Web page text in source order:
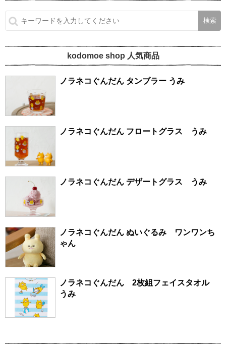
kodomoe shop 人気商品
ノラネコぐんだん タンブラー うみ
ノラネコぐんだん フロートグラス うみ
ノラネコぐんだん デザートグラス うみ
ノラネコぐんだん ぬいぐるみ ワンワンち
ゃん
ノラネコぐんだん 2枚組フェイスタオル
うみ